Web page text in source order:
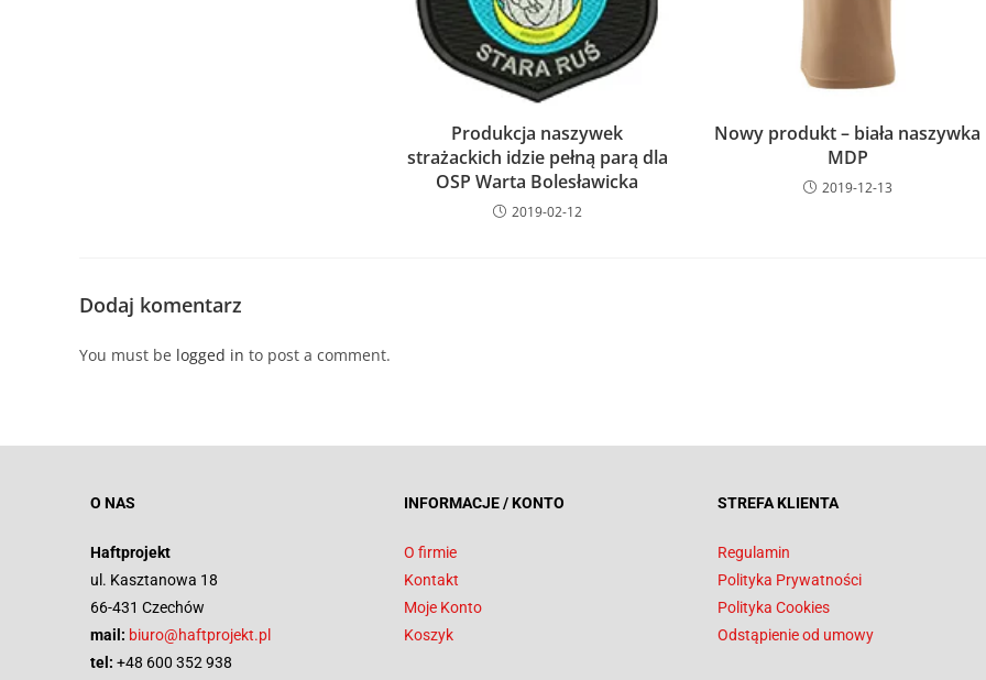
Produkcja naszywek
strażackich idzie pełną parą dla
OSP Warta Bolesławicka
2019-02-12
Nowy produkt – biała naszywka
MDP
2019-12-13
Dodaj komentarz
You must be logged in to post a comment.
O NAS
Haftprojekt
ul. Kasztanowa 18
66-431 Czechów
mail: biuro@haftprojekt.pl
tel: +48 600 352 938
INFORMACJE / KONTO
O firmie
Kontakt
Moje Konto
Koszyk
STREFA KLIENTA
Regulamin
Polityka Prywatności
Polityka Cookies
Odstąpienie od umowy